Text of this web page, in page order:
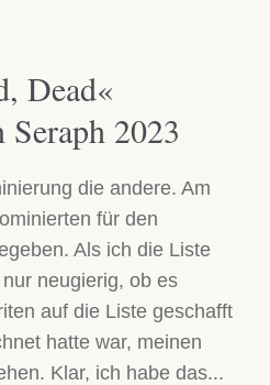
Dead«
2023
die andere. Am
für den
Als ich die Liste
neugierig, ob es
auf die Liste geschafft
hatte war, meinen
Klar, ich habe das...